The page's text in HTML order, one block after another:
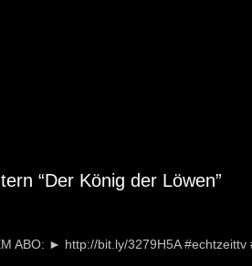
“Der König der Löwen”
ABO: ► http://bit.ly/3279H5A